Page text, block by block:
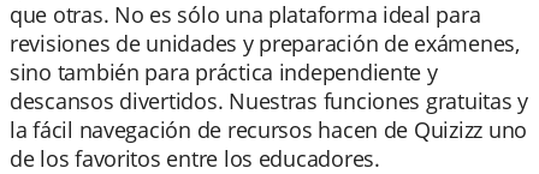
que otras. No es sólo una plataforma ideal para
revisiones de unidades y preparación de exámenes,
sino también para práctica independiente y
descansos divertidos. Nuestras funciones gratuitas y
la fácil navegación de recursos hacen de Quizizz uno
de los favoritos entre los educadores.